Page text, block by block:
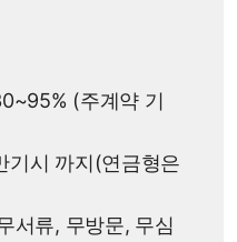
(주계약 기
기시 까지(연금형은
서류, 무방문, 무심